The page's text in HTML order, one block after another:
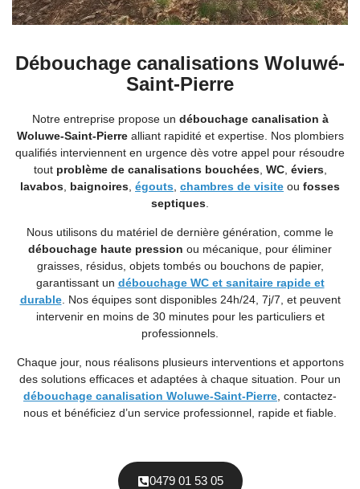
Débouchage canalisations Woluwé-
Saint-Pierre
Notre entreprise propose un débouchage canalisation à
Woluwe-Saint-Pierrealliant rapidité et expertise. Nos plombiers
qualifiés interviennent en urgence dès votre appel pour résoudre
tout problème de canalisations bouchées, WC, éviers,
lavabos baignoires égouts chambres de visite ou fosses
septiques
Nous utilisons du matériel de dernière génération, comme le
débouchage haute pression ou mécanique, pour éliminer
graisses, résidus, objets tombés ou bouchons de papier,
garantissant un débouchage WC et sanitaire rapide et
durable. Nos équipes sont disponibles 24h/24, 7j/7, et peuvent
intervenir en moins de 30 minutes pour les particuliers et
professionnels.
Chaque jour, nous réalisons plusieurs interventions et apportons
des solutions efficaces et adaptées à chaque situation. Pour un
débouchage canalisation Woluwe-Saint-Pierre , contactez-
nous et bénéficiez d’un service professionnel, rapide et fiable.
0479 01 53 05